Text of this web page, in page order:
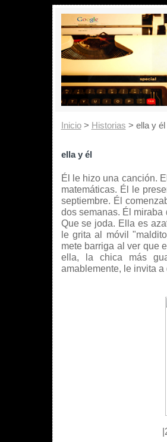
Inicio> Historias > ella y él
ella y él
Él le hizo una canción.
matemáticas. Él le
septiembre. Él
dos semanas. Él
Que se joda. Ella es
le grita al móvil
mete barriga al ver que
ella, la chica más
amablemente, le invita